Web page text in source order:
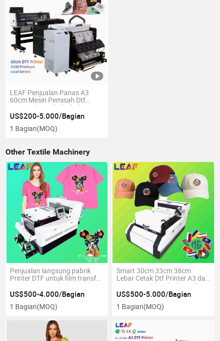
LEAF Penjualan Panas A3
60cm Mesin Pemisah Dtf
Printer dan Bubuk Shake
30cm 60cm Dtf Printer
US$200-5.000/Bagian
1 Bagian(MOQ)
Other Textile Machinery
Penjualan langsung pabrik
Printer DTF untuk film transfer
panas Printer Inkjet Digital
US$500-4.000/Bagian
1 Bagian(MOQ)
Smart 30cm 33cm 38cm
Lebar Cetak Dtf Printer A3 dan
Set Pengocok Bubuk untuk
Toko Cetak Pakaian
US$500-5.000/Bagian
1 Bagian(MOQ)